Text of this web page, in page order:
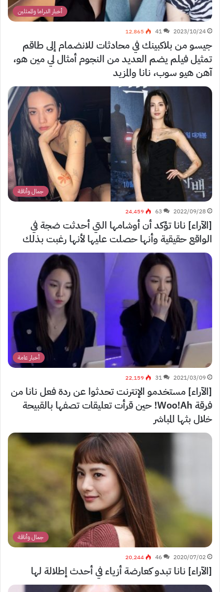
أخبار الدراما والممثلين
2023/10/24
41 12٬865
جيسو من بلاكبينك في محادثات للانضمام إلى طاقم
تمثيل فيلم يضم العديد من النجوم أمثال لي مين هو،
آهن هيو سوب، نانا والمزيد
جمال وأناقة
2022/09/28
63 24٬459
[الآراء] نانا تؤكد أن أوشامها التي أحدثت ضجة في
الواقع حقيقية وأنها حصلت عليها لأنها رغبت بذلك
أخبار عامة
2021/03/09
31 22٬159
[الآراء] مستخدمو الإنترنت تحدثوا عن ردة فعل نانا من
فرقة Woo!Ah! حين قرأت تعليقات تصفها بالقبيحة
خلال بثها المباشر
جمال وأناقة
2020/07/02
46 20٬244
[الآراء] نانا تبدو كعارضة أزياء في أحدث إطلالة لها